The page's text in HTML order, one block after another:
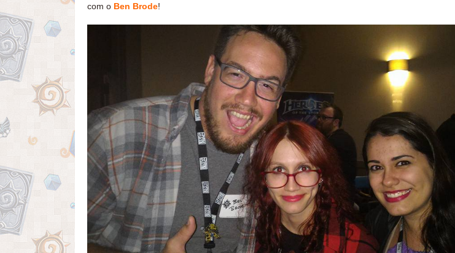
com o Ben Brode!